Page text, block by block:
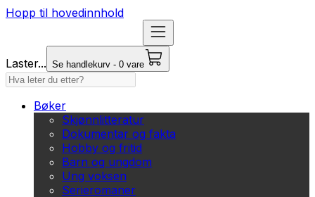
Hopp til hovedinnhold
Laster... Se handlekurv - 0 vare
Bøker
Skjønnlitteratur
Dokumentar og fakta
Hobby og fritid
Barn og ungdom
Ung voksen
Serieromaner